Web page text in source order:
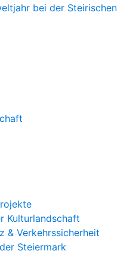
bei der Steirischen
Kulturlandschaft
& Verkehrssicherheit
Steiermark